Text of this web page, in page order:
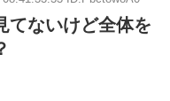
てないけど全体を